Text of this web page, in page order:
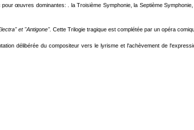
œuvres dominantes: . la Troisième Symphonie, la Septième
et "Antigone". Cette Trilogie tragique est complétée par un opéra
délibérée du compositeur vers le lyrisme et l'achèvement de